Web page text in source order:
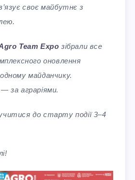
своє майбутнє з
Team Expo зібрали все
оновлення
майданчику.
за аграріями.
до старту події 3–4